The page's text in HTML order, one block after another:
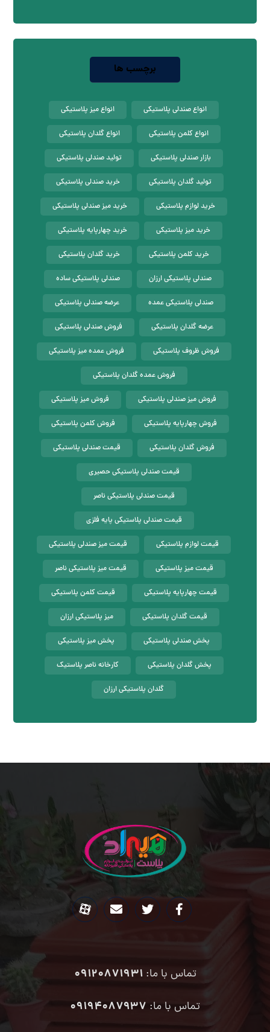
برچسب ها
انواع صندلی پلاستیکی انواع میز پلاستیکی
انواع کلمن پلاستیکی انواع گلدان پلاستیکی
بازار صندلی پلاستیکی تولید صندلی پلاستیکی
تولید گلدان پلاستیکی خرید صندلی پلاستیکی
خرید لوازم پلاستیکی خرید میز صندلی پلاستیکی
خرید میز پلاستیکی خرید چهارپایه پلاستیکی
خرید کلمن پلاستیکی خرید گلدان پلاستیکی
صندلی پلاستیکی ارزان صندلی پلاستیکی ساده
صندلی پلاستیکی عمده عرضه صندلی پلاستیکی
عرضه گلدان پلاستیکی فروش صندلی پلاستیکی
فروش ظروف پلاستیکی فروش عمده میز پلاستیکی
فروش عمده گلدان پلاستیکی
فروش میز صندلی پلاستیکی فروش میز پلاستیکی
فروش چهارپایه پلاستیکی فروش کلمن پلاستیکی
فروش گلدان پلاستیکی قیمت صندلی پلاستیکی
قیمت صندلی پلاستیکی حصیری
قیمت صندلی پلاستیکی ناصر
قیمت صندلی پلاستیکی پایه فلزی
قیمت لوازم پلاستیکی قیمت میز صندلی پلاستیکی
قیمت میز پلاستیکی قیمت میز پلاستیکی ناصر
قیمت چهارپایه پلاستیکی قیمت کلمن پلاستیکی
قیمت گلدان پلاستیکی میز پلاستیکی ارزان
پخش صندلی پلاستیکی پخش میز پلاستیکی
پخش گلدان پلاستیکی کارخانه ناصر پلاستیک
گلدان پلاستیکی ارزان
تماس با ما:09120871931
تماس با ما: ۰۹۱۹۴۰۸۷۹۳۷